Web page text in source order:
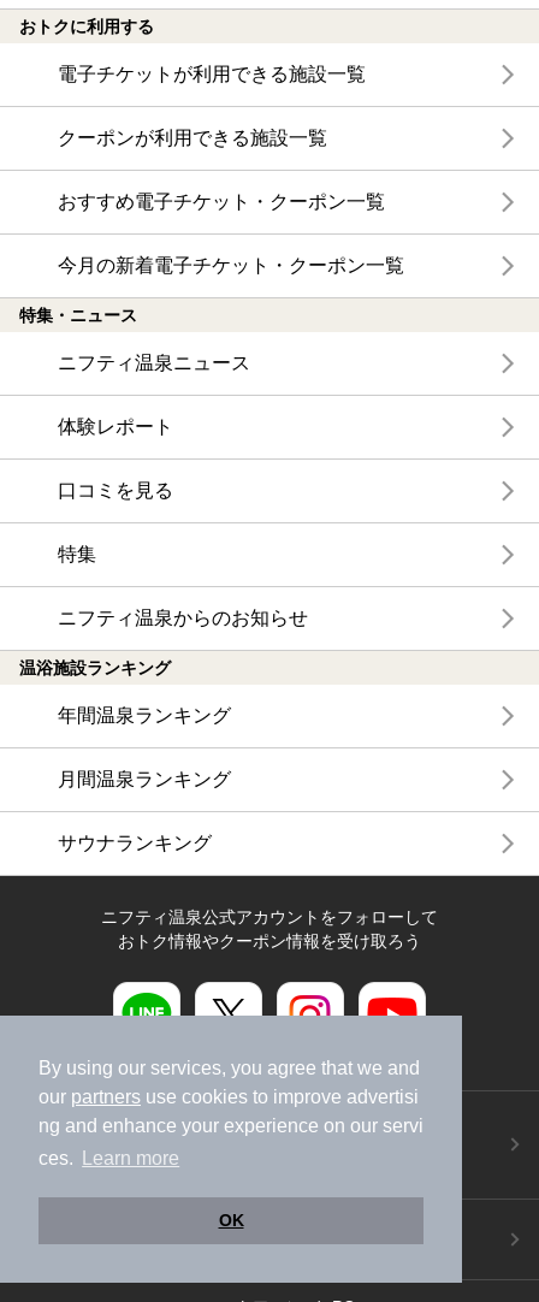
By using our services, you agree that we and
our partners use cookies to improve advertisi
ng and enhance your experience on our servi
ces.
Learn more
OK
おトクに利用する
電子チケットが利用できる施設一覧
クーポンが利用できる施設一覧
おすすめ電子チケット・クーポン一覧
今月の新着電子チケット・クーポン一覧
特集・ニュース
ニフティ温泉ニュース
体験レポート
口コミを見る
特集
ニフティ温泉からのお知らせ
温浴施設ランキング
年間温泉ランキング
月間温泉ランキング
サウナランキング
ニフティ温泉公式アカウントをフォローして
おトク情報やクーポン情報を受け取ろう
ニフティ温泉アプリ
今すぐダウンロード！
ご意見ご要望 ・お問い合わせ